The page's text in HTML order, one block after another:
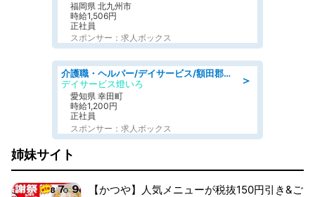
福岡県 北九州市
時給1,506円
正社員
スポンサー：求人ボックス
＞
介護職・ヘルパー/デイサービス/額田郡幸田町/JR東海道本線 幸田/愛知県
デイサービス燈いろ
愛知県 幸田町
時給1,200円
正社員
スポンサー：求人ボックス
姉妹サイト
【かつや】人気メニューが税抜150円引き&ご